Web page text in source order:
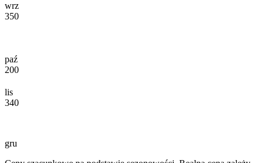
wrz
350
paź
200
lis
340
gru